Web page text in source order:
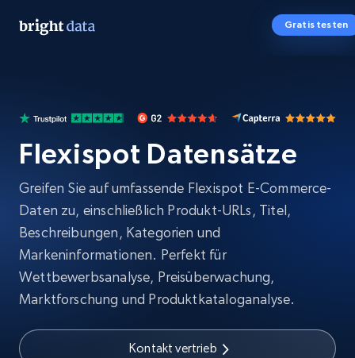
Gratis testen
Flexispot Datensätze
Greifen Sie auf umfassende Flexispot E-Commerce-
Daten zu, einschließlich Produkt-URLs, Titel,
Beschreibungen, Kategorien und
Markeninformationen. Perfekt für
Wettbewerbsanalyse, Preisüberwachung,
Marktforschung und Produktkataloganalyse.
Kontakt vertrieb